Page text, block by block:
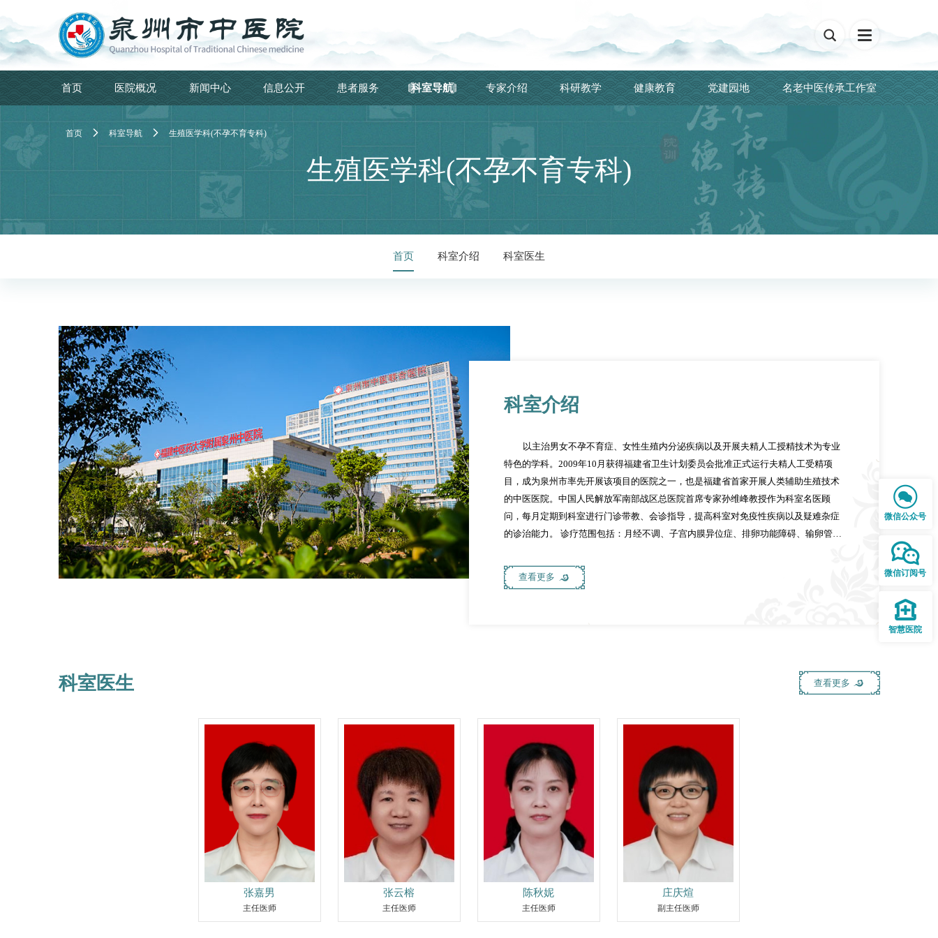

首页 医院概况 新闻中心 信息公开 患者服务 科室导航 专家介绍 科研教学 健康教育 党建园地 名老中医传承工作室
生殖医学科(不孕不育专科)
首页  科室导航  生殖医学科(不孕不育专科)
首页 科室介绍 科室医生
科室介绍
以主治男女不孕不育症、女性生殖内分泌疾病以及开展夫精人工授精技术为专业
特色的学科。2009年10月获得福建省卫生计划委员会批准正式运行夫精人工受精项
目，成为泉州市率先开展该项目的医院之一，也是福建省首家开展人类辅助生殖技术
的中医医院。中国人民解放军南部战区总医院首席专家孙维峰教授作为科室名医顾
问，每月定期到科室进行门诊带教、会诊指导，提高科室对免疫性疾病以及疑难杂症
的诊治能力。 诊疗范围包括：月经不调、子宫内膜异位症、排卵功能障碍、输卵管阻
症、性功能障碍、包皮过长等男科疾病。科室注重西医诊疗规范的同时，充分发挥中
医药优势，开展中医药综合疗法，包括中药内服、外敷、灌肠、耳穴压豆、针刺、艾
查看更多 
科室医生 查看更多 
张嘉男
主任医师
张云榕
主任医师
陈秋妮
主任医师
庄庆煊
副主任医师

微信公众号

微信订阅号

智慧医院